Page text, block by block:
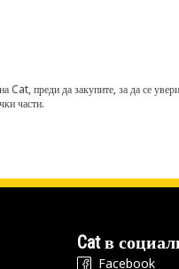
Cat, преди да закупите, за да се
части.
Cat в
Facebook